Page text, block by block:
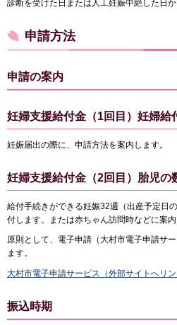
診断を受けた日または人工妊娠中絶した日か
申請方法
申請の案内
妊婦支援給付金（1回目）妊婦給
妊娠届出の際に、申請方法を案内します。
妊婦支援給付金（2回目）胎児の
給付手続きができる妊娠32週（出産予定日
付します。または赤ちゃん訪問時などに案内
原則として、電子申請（大村市電子申請サ
ます。
大村市電子申請サービス（外部サイトへリン
振込時期